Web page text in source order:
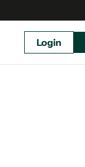
Login